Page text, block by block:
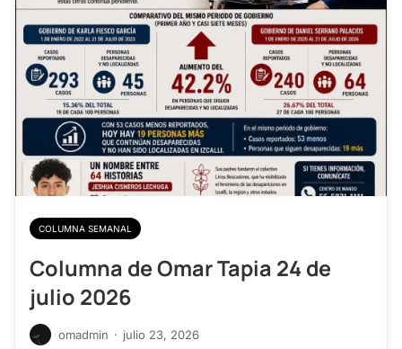
COLUMNA SEMANAL
Columna de Omar Tapia 24 de
julio 2026
omadmin · julio 23, 2026